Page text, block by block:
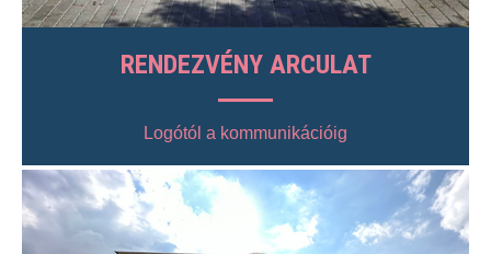
RENDEZVÉNY ARCULAT
Logótól a kommunikációig